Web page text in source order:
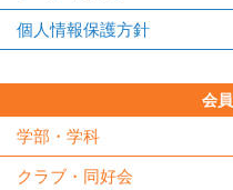
個人情報保護方針
会
学部・学科
クラブ・同好会